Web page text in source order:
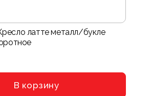
латте металл/букле
В корзину